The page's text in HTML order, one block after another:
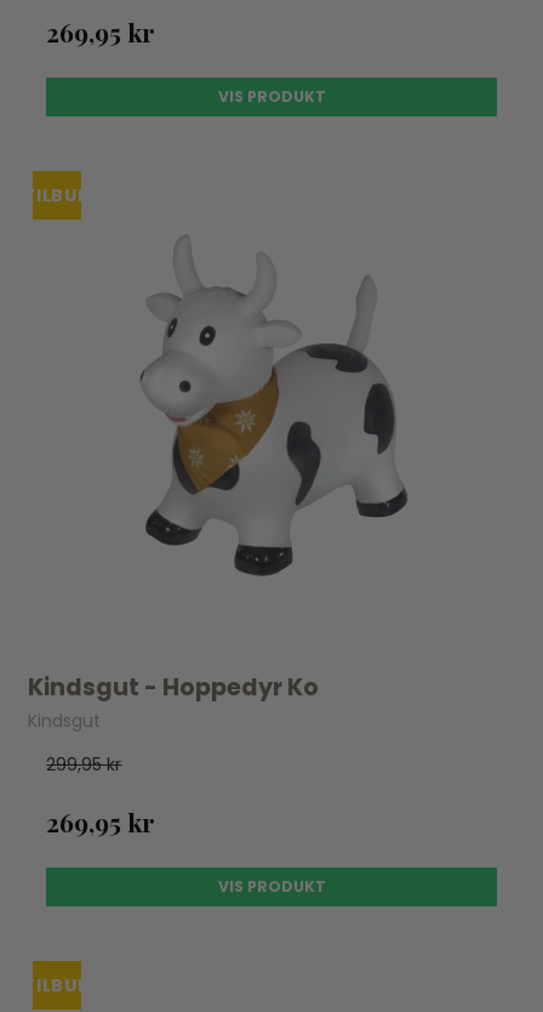
269,95 kr
VIS PRODUKT
TILBUDUDSOLGT
Kindsgut - Hoppedyr Ko
Kindsgut
299,95 kr
269,95 kr
VIS PRODUKT
TILBUDUDSOLGT